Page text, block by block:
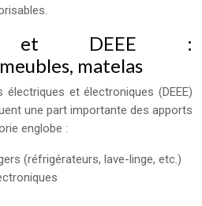
et DEEE :
matelas
électriques et électroniques (DEEE)
une part importante des apports
englobe :
(réfrigérateurs, lave-linge, etc.)